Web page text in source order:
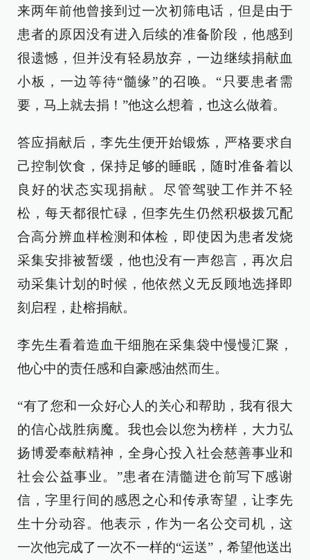
来两年前他曾接到过一次初筛电话，但是由于
患者的原因没有进入后续的准备阶段，他感到
很遗憾，但并没有轻易放弃，一边继续捐献血
小板，一边等待“髓缘”的召唤。“只要患者需
要，马上就去捐！”他这么想着，也这么做着。
答应捐献后，李先生便开始锻炼，严格要求自
己控制饮食，保持足够的睡眠，随时准备着以
良好的状态实现捐献。尽管驾驶工作并不轻
松，每天都很忙碌，但李先生仍然积极拨冗配
合高分辨血样检测和体检，即使因为患者发烧
采集安排被暂缓，他也没有一声怨言，再次启
动采集计划的时候，他依然义无反顾地选择即
刻启程，赴榕捐献。
李先生看着造血干细胞在采集袋中慢慢汇聚，
他心中的责任感和自豪感油然而生。
“有了您和一众好心人的关心和帮助，我有很大
的信心战胜病魔。我也会以您为榜样，大力弘
扬博爱奉献精神，全身心投入社会慈善事业和
社会公益事业。”患者在清髓进仓前写下感谢
信，字里行间的感恩之心和传承寄望，让李先
生十分动容。他表示，作为一名公交司机，这
一次他完成了一次不一样的“运送”，希望他送出